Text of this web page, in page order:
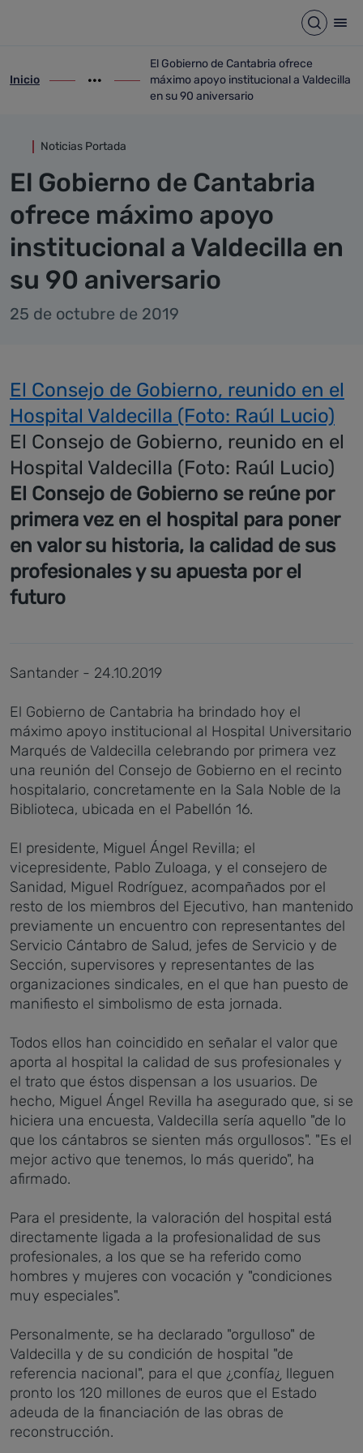
Abrir
ir-a inicio
Inicio
Mostrar opciones del camino de migas
ir-a El Gobierno de Cantabria ofrece
El Gobierno de Cantabria ofrece
máximo apoyo institucional a Valdecilla
en su 90 aniversario
Noticias Portada
El Gobierno de Cantabria
ofrece máximo apoyo
institucional a Valdecilla en
su 90 aniversario
25 de octubre de 2019
El Consejo de Gobierno, reunido en el
Hospital Valdecilla (Foto: Raúl Lucio)
El Consejo de Gobierno, reunido en el
Hospital Valdecilla (Foto: Raúl Lucio)
El Consejo de Gobierno se reúne por
primera vez en el hospital para poner
en valor su historia, la calidad de sus
profesionales y su apuesta por el
futuro
Santander - 24.10.2019
El Gobierno de Cantabria ha brindado hoy el
máximo apoyo institucional al Hospital Universitario
Marqués de Valdecilla celebrando por primera vez
una reunión del Consejo de Gobierno en el recinto
hospitalario, concretamente en la Sala Noble de la
Biblioteca, ubicada en el Pabellón 16.
El presidente, Miguel Ángel Revilla; el
vicepresidente, Pablo Zuloaga, y el consejero de
Sanidad, Miguel Rodríguez, acompañados por el
resto de los miembros del Ejecutivo, han mantenido
previamente un encuentro con representantes del
Servicio Cántabro de Salud, jefes de Servicio y de
Sección, supervisores y representantes de las
organizaciones sindicales, en el que han puesto de
manifiesto el simbolismo de esta jornada.
Todos ellos han coincidido en señalar el valor que
aporta al hospital la calidad de sus profesionales y
el trato que éstos dispensan a los usuarios. De
hecho, Miguel Ángel Revilla ha asegurado que, si se
hiciera una encuesta, Valdecilla sería aquello "de lo
que los cántabros se sienten más orgullosos". "Es el
mejor activo que tenemos, lo más querido", ha
afirmado.
Para el presidente, la valoración del hospital está
directamente ligada a la profesionalidad de sus
profesionales, a los que se ha referido como
hombres y mujeres con vocación y "condiciones
muy especiales".
Personalmente, se ha declarado "orgulloso" de
Valdecilla y de su condición de hospital "de
referencia nacional", para el que ¿confía¿ lleguen
pronto los 120 millones de euros que el Estado
adeuda de la financiación de las obras de
reconstrucción.